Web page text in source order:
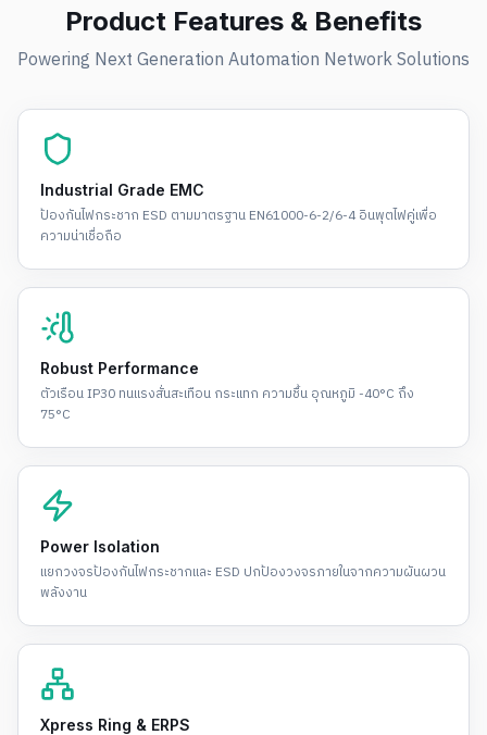
Product Features & Benefits
Powering Next Generation Automation Network Solutions
Industrial Grade EMC
ป้องกันไฟกระชาก ESD ตามมาตรฐาน EN61000-6-2/6-4 อินพุตไฟคู่เพื่อ
ความน่าเชื่อถือ
Robust Performance
ตัวเรือน IP30 ทนแรงสั่นสะเทือน กระแทก ความชื้น อุณหภูมิ -40°C ถึง
75°C
Power Isolation
แยกวงจรป้องกันไฟกระชากและ ESD ปกป้องวงจรภายในจากความผันผวน
พลังงาน
Xpress Ring & ERPS